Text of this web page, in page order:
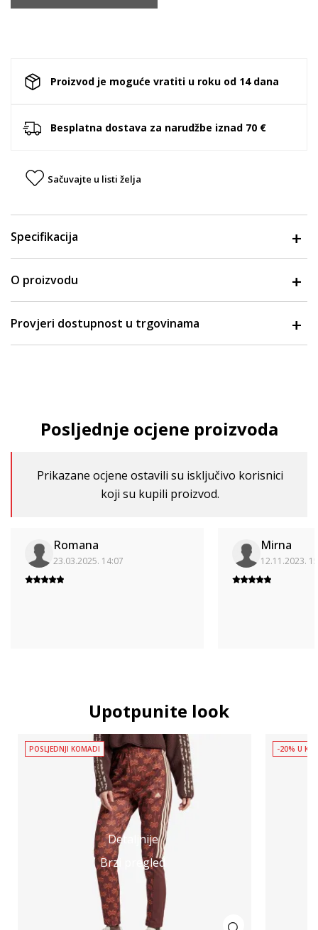
Proizvod je moguće vratiti u roku od 14 dana
Besplatna dostava za narudžbe iznad 70 €
Sačuvajte u listi želja
Specifikacija
O proizvodu
Provjeri dostupnost u trgovinama
Posljednje ocjene proizvoda
Prikazane ocjene ostavili su isključivo korisnici
koji su kupili proizvod.
Romana
23.03.2025. 14:07
Mirna
12.11.2023.
Upotpunite look
Detaljnije
Brzi pregled
POSLJEDNJI KOMADI -20% U